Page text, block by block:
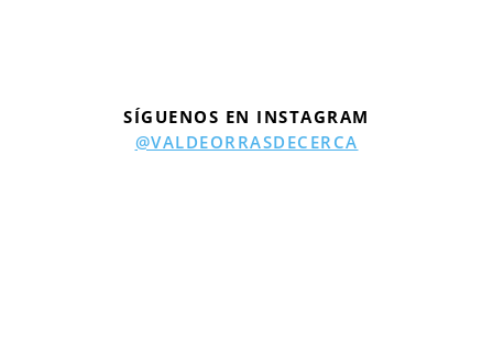
SÍGUENOS EN INSTAGRAM
@VALDEORRASDECERCA